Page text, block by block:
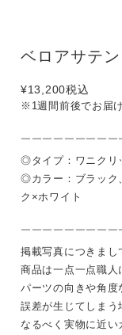
ベロアサテ
¥13,200税込
※1週間前後でお届
￣￣￣￣￣￣￣￣
◎タイプ：ワニクリ
◎カラー：ブラック
ク×ホワイト
￣￣￣￣￣￣￣￣
掲載写真につきまし
商品は一点一点職人
パーツの向きや角
誤差が生じてしまう
なるべく実物に近